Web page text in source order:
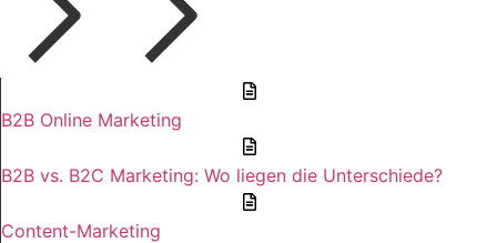
B2B Online Marketing
B2B vs. B2C Marketing: Wo liegen die Unterschiede?
Content-Marketing